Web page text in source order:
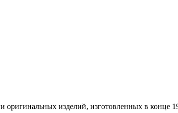
изделий, изготовленных в конце